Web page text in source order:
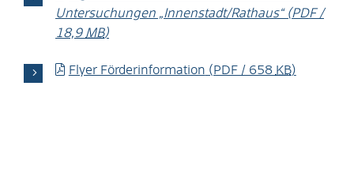
Untersuchungen „Innenstadt/Rathaus“(PDF /
18,9 MB)
Flyer Förderinformation (PDF / 658 KB)